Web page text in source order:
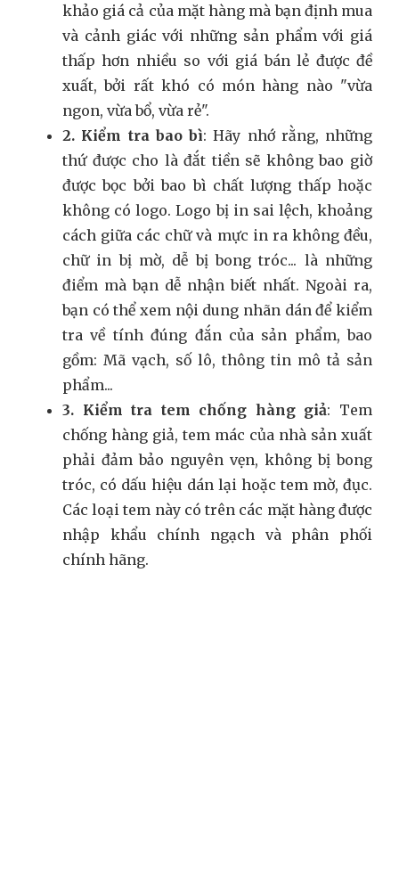
khảo giá cả của mặt hàng mà bạn định mua
và cảnh giác với những sản phẩm với giá
thấp hơn nhiều so với giá bán lẻ được đề
xuất, bởi rất khó có món hàng nào "vừa
ngon, vừa bổ, vừa rẻ".
2. Kiểm tra bao bì: Hãy nhớ rằng, những
thứ được cho là đắt tiền sẽ không bao giờ
được bọc bởi bao bì chất lượng thấp hoặc
không có logo. Logo bị in sai lệch, khoảng
cách giữa các chữ và mực in ra không đều,
chữ in bị mờ, dễ bị bong tróc... là những
điểm mà bạn dễ nhận biết nhất. Ngoài ra,
bạn có thể xem nội dung nhãn dán để kiểm
tra về tính đúng đắn của sản phẩm, bao
gồm: Mã vạch, số lô, thông tin mô tả sản
phẩm...
3. Kiểm tra tem chống hàng giả: Tem
chống hàng giả, tem mác của nhà sản xuất
phải đảm bảo nguyên vẹn, không bị bong
tróc, có dấu hiệu dán lại hoặc tem mờ, đục.
Các loại tem này có trên các mặt hàng được
nhập khẩu chính ngạch và phân phối
chính hãng.